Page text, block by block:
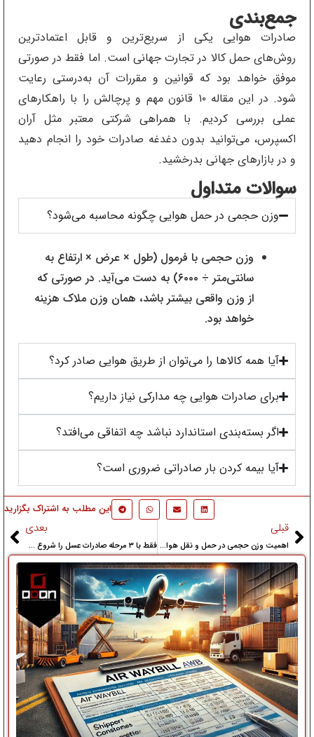
جمع‌بندی
صادرات هوایی یکی از سریع‌ترین و قابل اعتمادترین
روش‌های حمل کالا در تجارت جهانی است. اما فقط در صورتی
موفق خواهد بود که قوانین و مقررات آن به‌درستی رعایت
شود. در این مقاله ۱۰ قانون مهم و پرچالش را با راهکارهای
عملی بررسی کردیم. با همراهی شرکتی معتبر مثل آران
اکسپرس، می‌توانید بدون دغدغه صادرات خود را انجام دهید
و در بازارهای جهانی بدرخشید.
سوالات متداول
وزن حجمی در حمل هوایی چگونه محاسبه می‌شود؟
وزن حجمی با فرمول (طول × عرض × ارتفاع به
سانتی‌متر ÷ ۶۰۰۰) به دست می‌آید. در صورتی که
از وزن واقعی بیشتر باشد، همان وزن ملاک هزینه
خواهد بود.
آیا همه کالاها را می‌توان از طریق هوایی صادر کرد؟
برای صادرات هوایی چه مدارکی نیاز داریم؟
اگر بسته‌بندی استاندارد نباشد چه اتفاقی می‌افتد؟
آیا بیمه کردن بار صادراتی ضروری است؟
این مطلب به اشتراک بگزارید
قبلی
اهمیت وزن حجمی در حمل‌ و نقل هوایی
بعدی
فقط با ۳ مرحله صادرات عسل را شروع کنید